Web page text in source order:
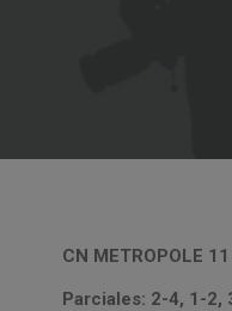
CN METROPOLE
Parciales: 2-4, 1-2,